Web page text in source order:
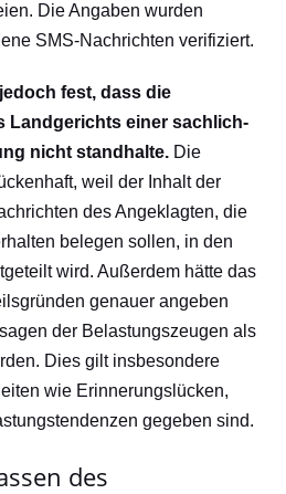
Die Angaben wurden
SMS-Nachrichten verifiziert.
fest, dass die
Landgerichts einer sachlich-
nicht standhalte. Die
weil der Inhalt der
des Angeklagten, die
belegen sollen, in den
wird. Außerdem hätte das
genauer angeben
der Belastungszeugen als
Dies gilt insbesondere
wie Erinnerungslücken,
gegeben sind.
des